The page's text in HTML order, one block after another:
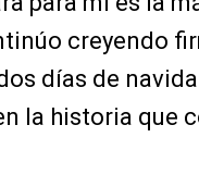
creyendo
días de
la historia que